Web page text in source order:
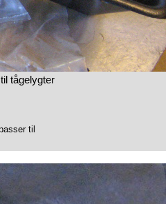
tågelygter
til